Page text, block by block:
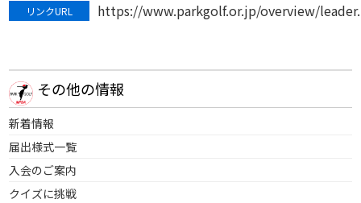
その他の情報
新着情報
届出様式一覧
入会のご案内
クイズに挑戦
リンクURL https://www.parkgolf.or.jp/overview/